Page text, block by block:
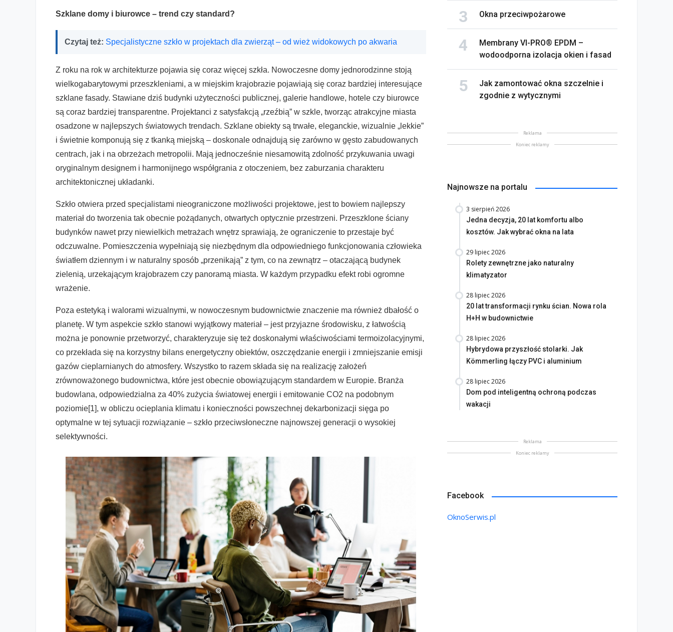
Szklane domy i biurowce – trend czy standard?
Czytaj też: Specjalistyczne szkło w projektach dla zwierząt – od wież widokowych po akwaria
Z roku na rok w architekturze pojawia się coraz więcej szkła. Nowoczesne domy jednorodzinne stoją
wielkogabarytowymi przeszkleniami, a w miejskim krajobrazie pojawiają się coraz bardziej interesujące
szklane fasady. Stawiane dziś budynki użyteczności publicznej, galerie handlowe, hotele czy biurowce
są coraz bardziej transparentne. Projektanci z satysfakcją „rzeźbią” w szkle, tworząc atrakcyjne miasta
osadzone w najlepszych światowych trendach. Szklane obiekty są trwałe, eleganckie, wizualnie „lekkie”
i świetnie komponują się z tkanką miejską – doskonale odnajdują się zarówno w gęsto zabudowanych
centrach, jak i na obrzeżach metropolii. Mają jednocześnie niesamowitą zdolność przykuwania uwagi
oryginalnym designem i harmonijnego współgrania z otoczeniem, bez zaburzania charakteru
architektonicznej układanki.
Szkło otwiera przed specjalistami nieograniczone możliwości projektowe, jest to bowiem najlepszy
materiał do tworzenia tak obecnie pożądanych, otwartych optycznie przestrzeni. Przeszklone ściany
budynków nawet przy niewielkich metrażach wnętrz sprawiają, że ograniczenie to przestaje być
odczuwalne. Pomieszczenia wypełniają się niezbędnym dla odpowiedniego funkcjonowania człowieka
światłem dziennym i w naturalny sposób „przenikają” z tym, co na zewnątrz – otaczającą budynek
zielenią, urzekającym krajobrazem czy panoramą miasta. W każdym przypadku efekt robi ogromne
wrażenie.
Poza estetyką i walorami wizualnymi, w nowoczesnym budownictwie znaczenie ma również dbałość o
planetę. W tym aspekcie szkło stanowi wyjątkowy materiał – jest przyjazne środowisku, z łatwością
można je ponownie przetworzyć, charakteryzuje się też doskonałymi właściwościami termoizolacyjnymi,
co przekłada się na korzystny bilans energetyczny obiektów, oszczędzanie energii i zmniejszanie emisji
gazów cieplarnianych do atmosfery. Wszystko to razem składa się na realizację założeń
zrównoważonego budownictwa, które jest obecnie obowiązującym standardem w Europie. Branża
budowlana, odpowiedzialna za 40% zużycia światowej energii i emitowanie CO2 na podobnym
poziomie[1], w obliczu ocieplania klimatu i konieczności powszechnej dekarbonizacji sięga po
optymalne w tej sytuacji rozwiązanie – szkło przeciwsłoneczne najnowszej generacji o wysokiej
selektywności.
Okna przeciwpożarowe
Membrany VI-PRO® EPDM –
wodoodporna izolacja okien i fasad
Jak zamontować okna szczelnie i
zgodnie z wytycznymi
Reklama
Koniec reklamy
Najnowsze na portalu
3 sierpień 2026
Jedna decyzja, 20 lat komfortu albo
kosztów. Jak wybrać okna na lata
29 lipiec 2026
Rolety zewnętrzne jako naturalny
klimatyzator
28 lipiec 2026
20 lat transformacji rynku ścian. Nowa rola
H+H w budownictwie
28 lipiec 2026
Hybrydowa przyszłość stolarki. Jak
Kömmerling łączy PVC i aluminium
28 lipiec 2026
Dom pod inteligentną ochroną podczas
wakacji
Reklama
Koniec reklamy
Facebook
OknoSerwis.pl